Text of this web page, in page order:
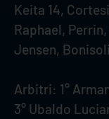
Keita 14,
Raphael,
Jensen,
Arbitri: 1°
3° Ubaldo